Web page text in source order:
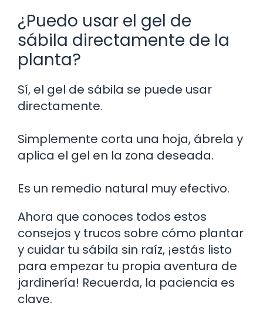
¿Puedo usar el gel de
sábila directamente de la
planta?
Sí, el gel de sábila se puede usar
directamente.
Simplemente corta una hoja, ábrela y
aplica el gel en la zona deseada.
Es un remedio natural muy efectivo.
Ahora que conoces todos estos
consejos y trucos sobre cómo plantar
y cuidar tu sábila sin raíz, ¡estás listo
para empezar tu propia aventura de
jardinería! Recuerda, la paciencia es
clave.